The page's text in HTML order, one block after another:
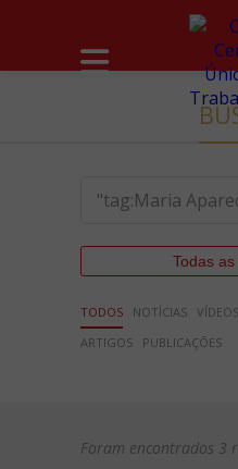
Todas
TODOS NOTÍCIAS VÍDEOS
ARTIGOS
PUBLICAÇÕES
Foram encontrados 3